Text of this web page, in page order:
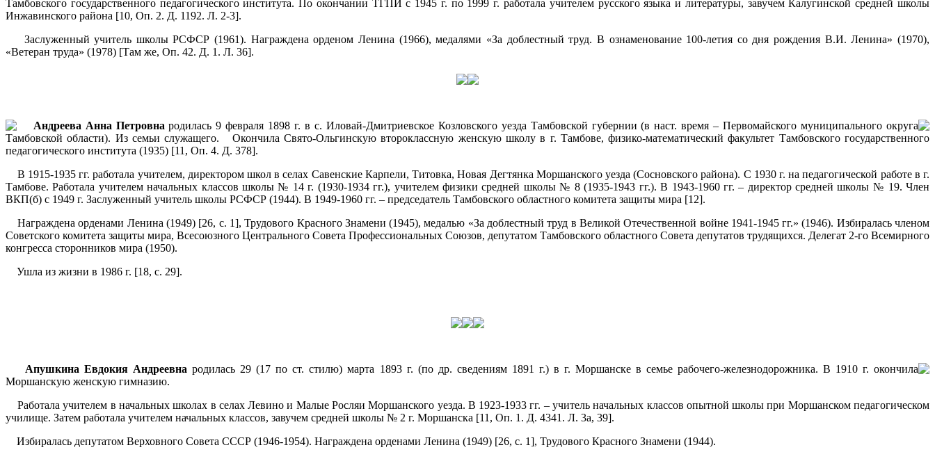
Тамбовского государственного педагогического института. По окончании ТГПИ с 1945 г. по 1999 г. работала учителем русского языка и литературы, завучем Калугинской средней школы
Инжавинского района [10, Оп. 2. Д. 1192. Л. 2-3].
Заслуженный учитель школы РСФСР (1961). Награждена орденом Ленина (1966), медалями «За доблестный труд. В ознаменование 100-летия со дня рождения В.И. Ленина» (1970),
«Ветеран труда» (1978) [Там же, Оп. 42. Д. 1. Л. 36].
Андреева Анна Петровна родилась 9 февраля 1898 г. в с. Иловай-Дмитриевское Козловского уезда Тамбовской губернии (в наст. время – Первомайского муниципального округа
Тамбовской области). Из семьи служащего. Окончила Свято-Ольгинскую второклассную женскую школу в г. Тамбове, физико-математический факультет Тамбовского государственного
педагогического института (1935) [11, Оп. 4. Д. 378].
В 1915-1935 гг. работала учителем, директором школ в селах Савенские Карпели, Титовка, Новая Дегтянка Моршанского уезда (Сосновского района). С 1930 г. на педагогической работе в г.
Тамбове. Работала учителем начальных классов школы № 14 г. (1930-1934 гг.), учителем физики средней школы № 8 (1935-1943 гг.). В 1943-1960 гг. – директор средней школы № 19. Член
ВКП(б) с 1949 г. Заслуженный учитель школы РСФСР (1944). В 1949-1960 гг. – председатель Тамбовского областного комитета защиты мира [12].
Награждена орденами Ленина (1949) [26, с. 1], Трудового Красного Знамени (1945), медалью «За доблестный труд в Великой Отечественной войне 1941-1945 гг.» (1946). Избиралась членом
Советского комитета защиты мира, Всесоюзного Центрального Совета Профессиональных Союзов, депутатом Тамбовского областного Совета депутатов трудящихся. Делегат 2‑го Всемирного
конгресса сторонников мира (1950).
Ушла из жизни в 1986 г. [18, с. 29].
Апушкина Евдокия Андреевна родилась 29 (17 по ст. стилю) марта 1893 г. (по др. сведениям 1891 г.) в г. Моршанске в семье рабочего-железнодорожника. В 1910 г. окончила
Моршанскую женскую гимназию.
Работала учителем в начальных школах в селах Левино и Малые Росляи Моршанского уезда. В 1923-1933 гг. – учитель начальных классов опытной школы при Моршанском педагогическом
училище. Затем работала учителем начальных классов, завучем средней школы № 2 г. Моршанска [11, Оп. 1. Д. 4341. Л. 3а, 39].
Избиралась депутатом Верховного Совета СССР (1946-1954). Награждена орденами Ленина (1949) [26, с. 1], Трудового Красного Знамени (1944).